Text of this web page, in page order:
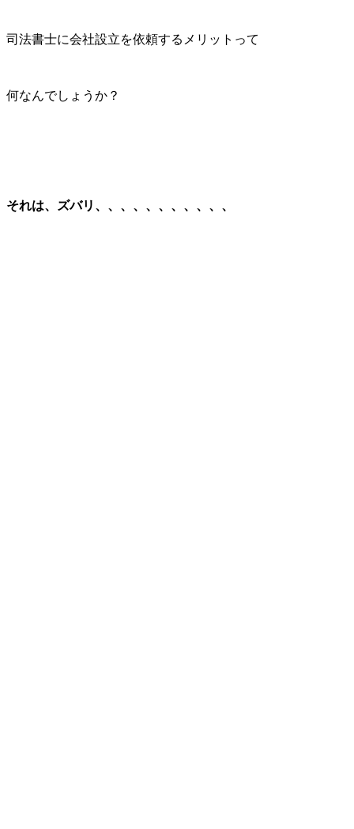
司法書士に会社設立を依頼するメリットって
何なんでしょうか？
それは、ズバリ、、、、、、、、、、、